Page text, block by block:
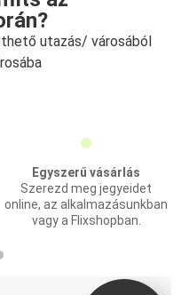
utazás/ városából
Egyszerű vásárlás
Szerezd meg jegyeidet
online, az alkalmazásunkban
vagy a Flixshopban.